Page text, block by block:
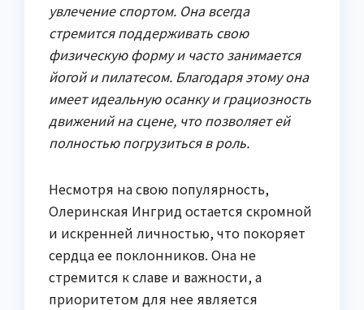
увлечение спортом. Она всегда
стремится поддерживать свою
физическую форму и часто занимается
йогой и пилатесом. Благодаря этому она
имеет идеальную осанку и грациозность
движений на сцене, что позволяет ей
полностью погрузиться в роль.
Несмотря на свою популярность,
Олеринская Ингрид остается скромной
и искренней личностью, что покоряет
сердца ее поклонников. Она не
стремится к славе и важности, а
приоритетом для нее является